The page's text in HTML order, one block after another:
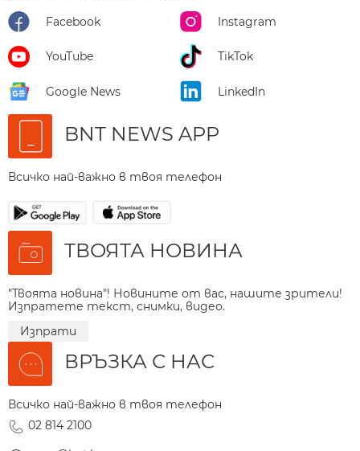
Facebook Instagram
YouTube TikTok
Google News LinkedIn
BNT NEWS APP
Всичко най-важно в твоя телефон
ТВОЯТА НОВИНА
"Твоята новина"! Новините от вас, нашите зрители!
Изпратете текст, снимки, видео.
Изпрати
ВРЪЗКА С НАС
Всичко най-важно в твоя телефон
02 814 2100